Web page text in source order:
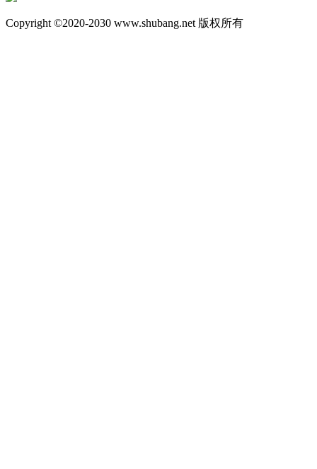
Copyright ©2020-2030 www.shubang.net 版权所有